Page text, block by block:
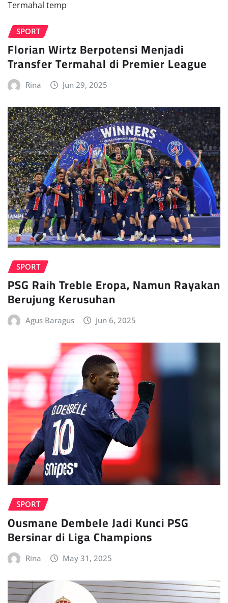
SPORT
Florian Wirtz Berpotensi Menjadi
Transfer Termahal di Premier League
Rina Jun 29, 2025
SPORT
PSG Raih Treble Eropa, Namun Rayakan
Berujung Kerusuhan
Agus Baragus Jun 6, 2025
SPORT
Ousmane Dembele Jadi Kunci PSG
Bersinar di Liga Champions
Rina May 31, 2025